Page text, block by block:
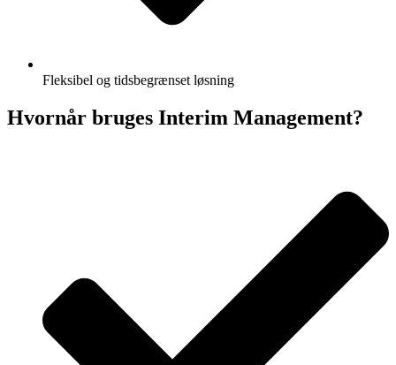
Fleksibel og tidsbegrænset løsning
Hvornår bruges Interim Management?